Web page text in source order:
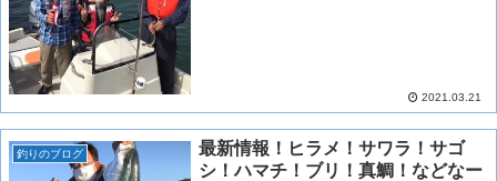
2021.03.21
釣りのブログ
最新情報！ヒラメ！サワラ！サゴ
シ！ハマチ！ブリ！真鯛！などなー